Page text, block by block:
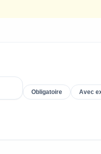
Obligatoire Avec